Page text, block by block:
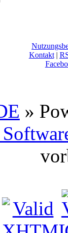
Kontakt|
»